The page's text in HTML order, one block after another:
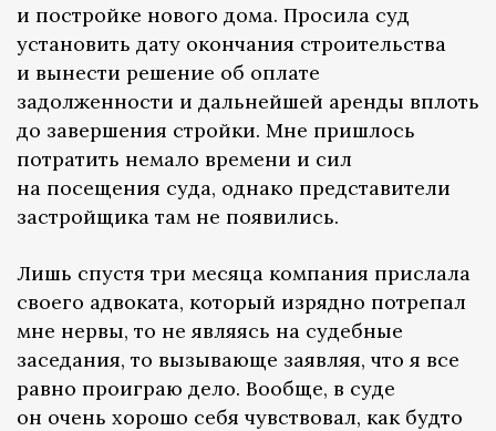
и постройке нового дома. Просила суд
установить дату окончания строительства
и вынести решение об оплате
задолженности и дальнейшей аренды вплоть
до завершения стройки. Мне пришлось
потратить немало времени и сил
на посещения суда, однако представители
застройщика там не появились.
Лишь спустя три месяца компания прислала
своего адвоката, который изрядно потрепал
мне нервы, то не являясь на судебные
заседания, то вызывающе заявляя, что я все
равно проиграю дело. Вообще, в суде
он очень хорошо себя чувствовал, как будто